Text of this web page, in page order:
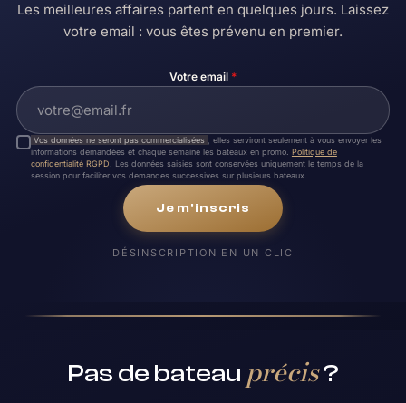
Les meilleures affaires partent en quelques jours. Laissez
votre email : vous êtes prévenu en premier.
Votre email *
Vos données ne seront pas commercialisées
, elles serviront seulement à vous envoyer les
informations demandées et chaque semaine les bateaux en promo. Politique de
confidentialité RGPD . Les données saisies sont conservées uniquement le temps de la
session pour faciliter vos demandes successives sur plusieurs bateaux.
Je m'inscris
DÉSINSCRIPTION EN UN CLIC
Pas de bateau précis?